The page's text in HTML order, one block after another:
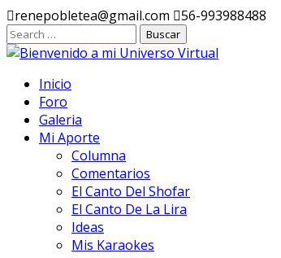
Ir
al
contenido
renepobletea@gmail.com 56-993988488
Inicio
Foro
Galeria
Mi Aporte
Columna
Comentarios
El Canto Del Shofar
El Canto De La Lira
Ideas
Mis Karaokes